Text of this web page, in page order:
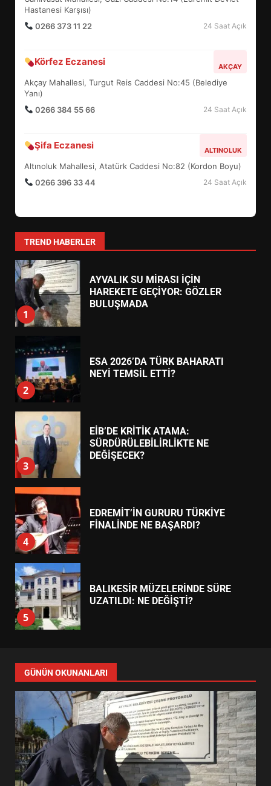
Hastanesi Karşısı)
0266 373 11 22
24 Saat Açık
Körfez Eczanesi AKÇAY
Akçay Mahallesi, Turgut Reis Caddesi No:45 (Belediye
Yanı)
0266 384 55 66
24 Saat Açık
Şifa Eczanesi ALTINOLUK
Altınoluk Mahallesi, Atatürk Caddesi No:82 (Kordon Boyu)
0266 396 33 44
24 Saat Açık
TREND HABERLER
4
5
BALIKESİR MÜZELERİNDE SÜRE
6
TURNUVASI KAYITLARI NEYİ
DEĞİŞTİRİYOR?
7
YENİ YÖNETİM NASIL
1
AYVALIK SU MİRASI İÇİN
HAREKETE GEÇİYOR: GÖZLER
BULUŞMADA
2
ESA 2026’DA TÜRK BAHARATI
NEYİ TEMSİL ETTİ?
3
EİB’DE KRİTİK ATAMA:
SÜRDÜRÜLEBİLİRLİKTE NE
DEĞİŞECEK?
4
EDREMİT’İN GURURU TÜRKİYE
FİNALİNDE NE BAŞARDI?
5
BALIKESİR MÜZELERİNDE SÜRE
UZATILDI: NE DEĞİŞTİ?
6
TURNUVASI KAYITLARI NEYİ
DEĞİŞTİRİYOR?
7
BURHANİYE BELEDİYESPOR’DA
YENİ YÖNETİM NASIL
ŞEKİLLENDİ?
GÜNÜN OKUNANLARI